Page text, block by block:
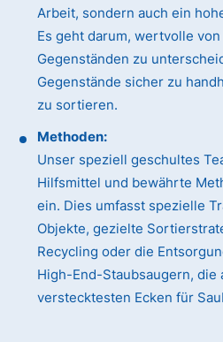
Arbeit, sondern auch ein
Es geht darum, wertvolle
Gegenständen zu
Gegenstände sicher zu
zu sortieren.
Methoden:
Unser speziell geschultes
Hilfsmittel und bewährte
ein. Dies umfasst spezielle
Objekte, gezielte
Recycling oder die
High-End-Staubsaugern, die
verstecktesten Ecken für